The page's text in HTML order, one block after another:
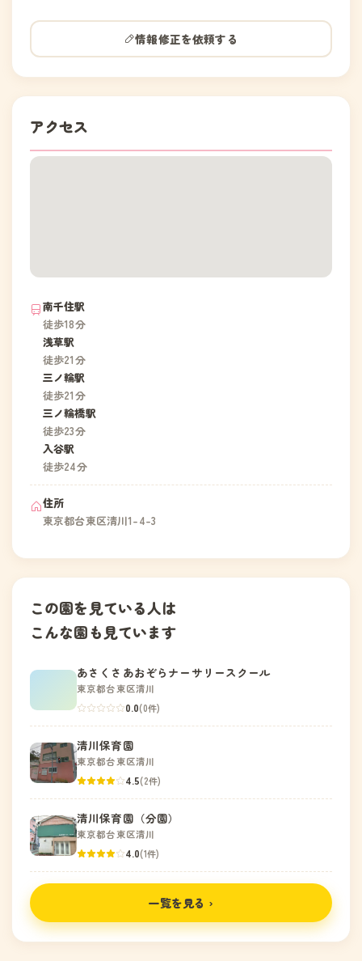
情報修正を依頼する
アクセス
南千住駅
徒歩18分
浅草駅
徒歩21分
三ノ輪駅
徒歩21分
三ノ輪橋駅
徒歩23分
入谷駅
徒歩24分
住所
東京都台東区清川1-4-3
この園を見ている人は
こんな園も見ています
あさくさあおぞらナーサリースクール
東京都台東区清川
0.0(0件)
清川保育園
東京都台東区清川
4.5(2件)
清川保育園（分園）
東京都台東区清川
4.0(1件)
一覧を見る ›